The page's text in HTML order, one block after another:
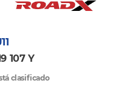
107 Y
clasificado